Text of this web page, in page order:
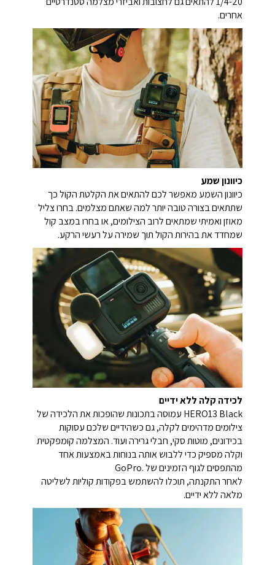
אחרים.
כיוונון שמע
כיוונון השמע מאפשר לכם להתאים את הקלטת הקול כך
שתתאים בצורה טובה יותר למה שאתם מצלמים. בחרו צליל
מאוזן ואמיתי שמתאים לרוב הצילומים, או בחרו במצב קול
שמחדד את בהירות הקול תוך שמירה על רעשי הרקע.
לכידה קלה ללא ידיים
HERO13 Black עמוסה בתכונות שהופכות את הלכידה של
צילומים מדהימים לקלה, גם כשהידיים שלכם עסוקות
בכידונים, מוטות סקי, חבלי גרירה ועוד. המצלמה קומפקטית
וקלה מספיק כדי ללבוש אותה בנוחות באמצעות אחד
מהתפסים לגוף הזמינים של .GoPro
לאחר התקנתה, תוכלו להשתמש בפקודות קוליות לשליטה
מלאה ללא ידיים.